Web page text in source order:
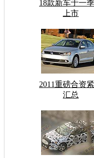
18款新车于一
上市
2011重磅合资
汇总